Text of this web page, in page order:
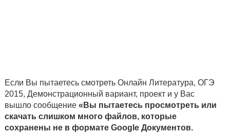
Если Вы пытаетесь смотреть Онлайн Литература, ОГЭ
2015, Демонстрационный вариант, проект и у Вас
вышло сообщение «Вы пытаетесь просмотреть или
скачать слишком много файлов, которые
сохранены не в формате Google Документов.